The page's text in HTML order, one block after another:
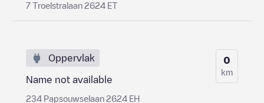
7 Troelstralaan 2624 ET
Oppervlak
Name not available
234 Papsouwselaan 2624 EH
0
km